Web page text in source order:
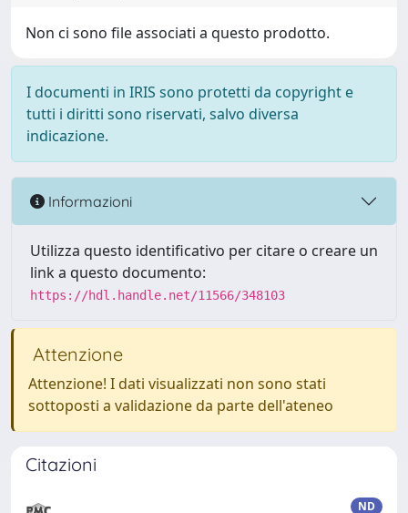
Non ci sono file associati a questo prodotto.
I documenti in IRIS sono protetti da copyright e
tutti i diritti sono riservati, salvo diversa
indicazione.
Informazioni
Utilizza questo identificativo per citare o creare un
link a questo documento:
https://hdl.handle.net/11566/348103
Attenzione
Attenzione! I dati visualizzati non sono stati
sottoposti a validazione da parte dell'ateneo
Citazioni
ND